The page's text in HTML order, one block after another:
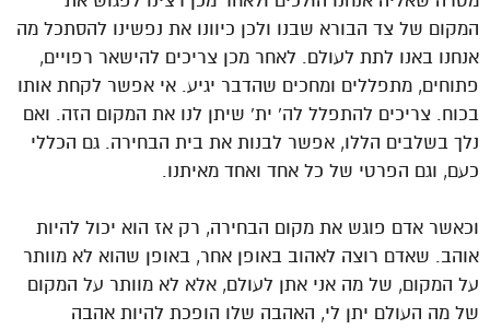
המקום של צד הבורא שבנו ולכן כיוונו את נפשינו להסתכל מה
אנחנו באנו לתת לעולם. לאחר מכן צריכים להישאר רפויים,
פתוחים, מתפללים ומחכים שהדבר יגיע. אי אפשר לקחת אותו
בכוח. צריכים להתפלל לה’ ית’ שיתן לנו את המקום הזה. ואם
נלך בשלבים הללו, אפשר לבנות את בית הבחירה. גם הכללי
כעם, וגם הפרטי של כל אחד ואחד מאיתנו.
וכאשר אדם פוגש את מקום הבחירה, רק אז הוא יכול להיות
אוהב. שאדם רוצה לאהוב באופן אחר, באופן שהוא לא מוותר
על המקום, של מה אני אתן לעולם, אלא לא מוותר על המקום
של מה העולם יתן לי, האהבה שלו הופכת להיות אהבה